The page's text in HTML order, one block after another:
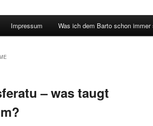
Impressum Was ich dem Barto schon immer
– was taugt